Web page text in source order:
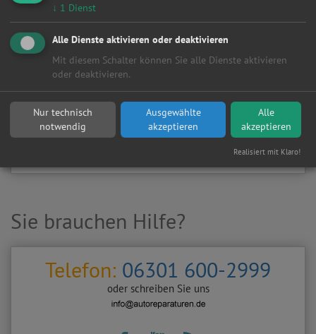
Autowerkstatt
Kundenanfragen erhalten?
▶ Werkstatt aktivieren
Sie möchten aufAutoreparaturen.dean dieseKFZ-Werkstatt
eine kostenlose und unverbindliche Reparaturanfrage
stellen?
Werkstattanfrage stellen
Sie brauchen Hilfe?
Telefon: 06301 600-2999
oder schreiben Sie uns
↓ 1 Dienst
Alle Dienste aktivieren oder deaktivieren
Mit diesem Schalter können Sie alle Dienste aktivieren
oder deaktivieren.
Nur technisch
notwendig
Ausgewählte
akzeptieren
Alle
akzeptieren
Realisiert mit Klaro!